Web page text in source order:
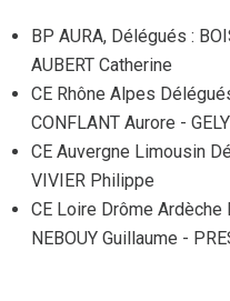
BP AURA, Délégués :
AUBERT Catherine
CE Rhône Alpes
CONFLANT Aurore -
CE Auvergne Limousin
VIVIER Philippe
CE Loire Drôme Ardèche
NEBOUY Guillaume -